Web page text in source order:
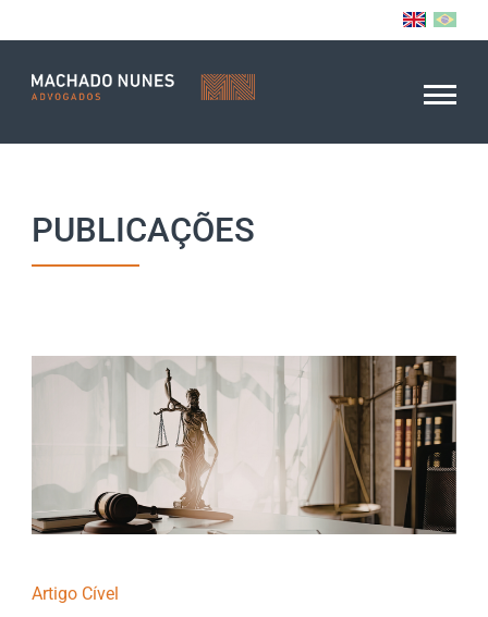
PUBLICAÇÕES
Artigo Cível